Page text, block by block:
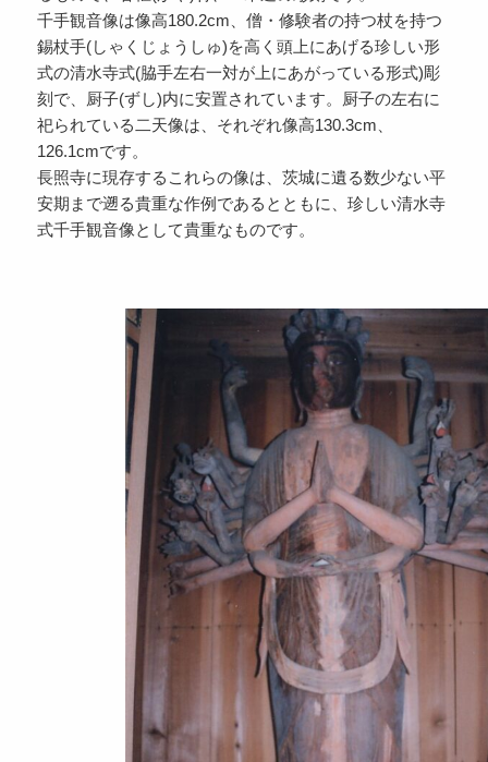
千手観音像は像高180.2cm、僧・修験者の持つ杖を持つ
錫杖手(しゃくじょうしゅ)を高く頭上にあげる珍しい形
式の清水寺式(脇手左右一対が上にあがっている形式)彫
刻で、厨子(ずし)内に安置されています。厨子の左右に
祀られている二天像は、それぞれ像高130.3cm、
126.1cmです。
長照寺に現存するこれらの像は、茨城に遺る数少ない平
安期まで遡る貴重な作例であるとともに、珍しい清水寺
式千手観音像として貴重なものです。